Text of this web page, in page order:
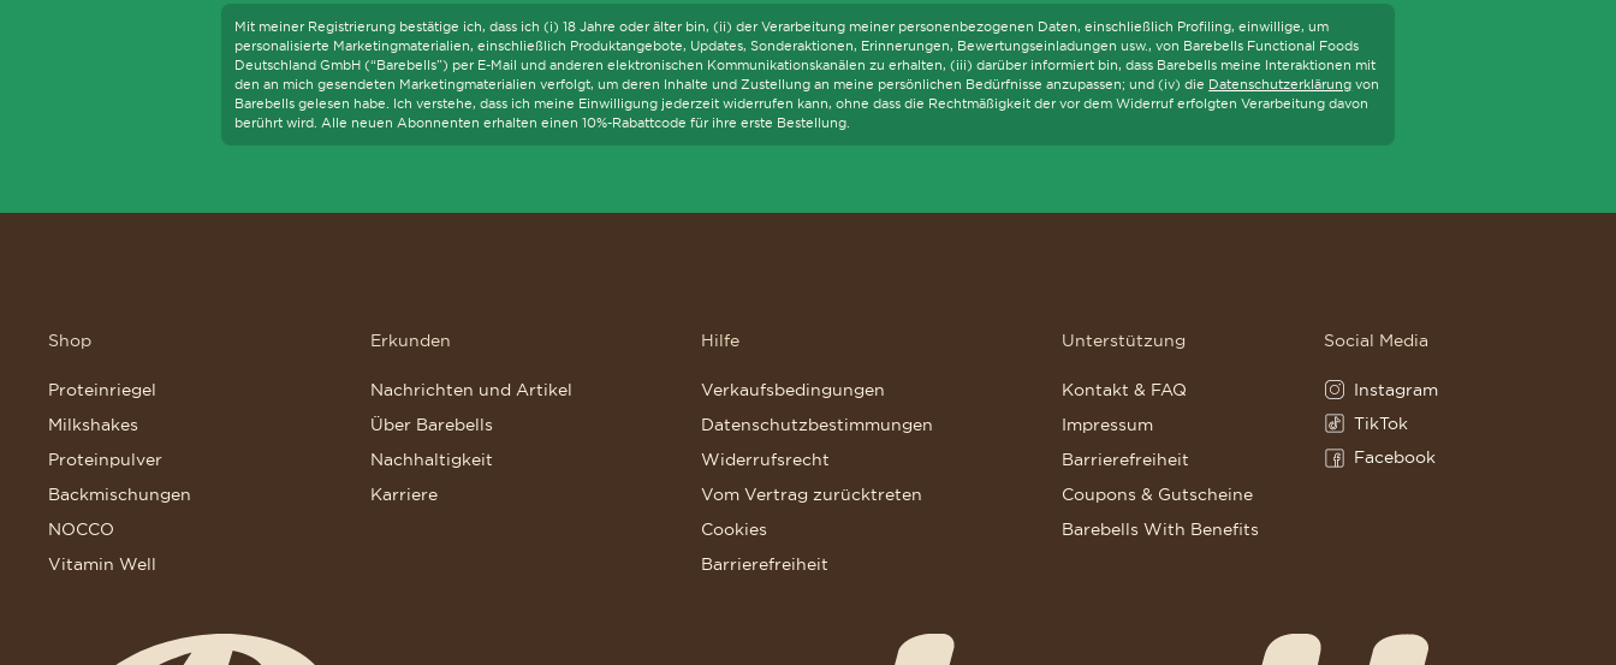
Mit meiner Registrierung bestätige ich, dass ich (i) 18 Jahre oder älter bin, (ii) der Verarbeitung meiner personenbezogenen Daten, einschließlich Profiling, einwillige, um
personalisierte Marketingmaterialien, einschließlich Produktangebote, Updates, Sonderaktionen, Erinnerungen, Bewertungseinladungen usw., von Barebells Functional Foods
Deutschland GmbH (“Barebells”) per E-Mail und anderen elektronischen Kommunikationskanälen zu erhalten, (iii) darüber informiert bin, dass Barebells meine Interaktionen mit
den an mich gesendeten Marketingmaterialien verfolgt, um deren Inhalte und Zustellung an meine persönlichen Bedürfnisse anzupassen; und (iv) die Datenschutzerklärung von
Barebells gelesen habe. Ich verstehe, dass ich meine Einwilligung jederzeit widerrufen kann, ohne dass die Rechtmäßigkeit der vor dem Widerruf erfolgten Verarbeitung davon
berührt wird. Alle neuen Abonnenten erhalten einen 10%-Rabattcode für ihre erste Bestellung.
Shop
Proteinriegel
Milkshakes
Proteinpulver
Backmischungen
NOCCO
Vitamin Well
Erkunden
Nachrichten und Artikel
Über Barebells
Nachhaltigkeit
Karriere
Hilfe
Verkaufsbedingungen
Datenschutzbestimmungen
Widerrufsrecht
Vom Vertrag zurücktreten
Cookies
Barrierefreiheit
Unterstützung
Kontakt & FAQ
Impressum
Barrierefreiheit
Coupons & Gutscheine
Barebells With Benefits
Social Media
Instagram(Opens in a new tab)
Instagram
TikTok(Opens in a new tab)
TikTok
Facebook(Opens in a new tab)
Facebook